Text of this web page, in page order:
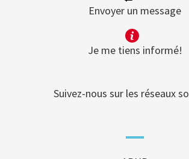
Envoyer un message
Je me tiens informé!
Suivez-nous sur les réseaux